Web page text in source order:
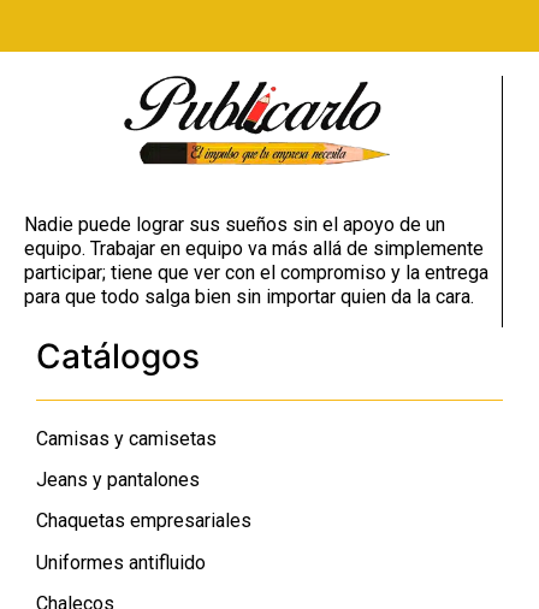
Nadie puede lograr sus sueños sin el apoyo de un
equipo. Trabajar en equipo va más allá de simplemente
participar; tiene que ver con el compromiso y la entrega
para que todo salga bien sin importar quien da la cara.
Catálogos
Camisas y camisetas
Jeans y pantalones
Chaquetas empresariales
Uniformes antifluido
Chalecos